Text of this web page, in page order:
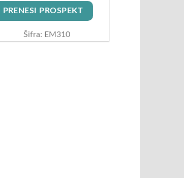
PRENESI PROSPEKT
Šifra: EM310